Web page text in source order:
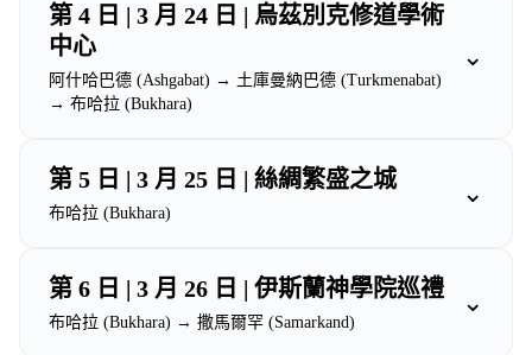
第 4 日 | 3 月 24 日 | 烏茲別克修道學術
中心
阿什哈巴德 (Ashgabat) → 土庫曼納巴德 (Turkmenabat)
→ 布哈拉 (Bukhara)
⌄
第 5 日 | 3 月 25 日 | 絲綢繁盛之城
布哈拉 (Bukhara)
⌄
第 6 日 | 3 月 26 日 | 伊斯蘭神學院巡禮
布哈拉 (Bukhara) → 撒馬爾罕 (Samarkand)
⌄